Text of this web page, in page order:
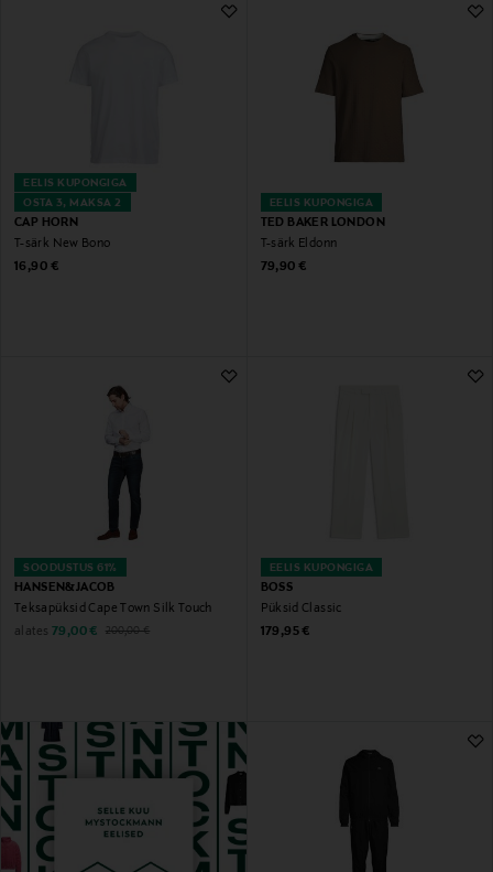
OSTA 3, MAKSA 2
EELIS KUPONGIGA
CAP HORN
T-särk New Bono
Original Price
16,90 €
EELIS KUPONGIGA
TED BAKER LONDON
T-särk Eldonn
Original Price
79,90 €
SOODUSTUS 61%
HANSEN&JACOB
Teksapüksid Cape Town Silk Touch
alates Discounted Price
79,00 € Original Price
200,00 €
EELIS KUPONGIGA
BOSS
Püksid Classic
Original Price
179,95 €